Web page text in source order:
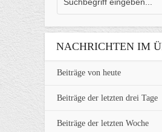
NACHRICHTEN IM
Beiträge von heute
Beiträge der letzten drei Tage
Beiträge der letzten Woche